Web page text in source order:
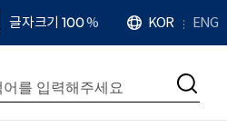
확
대
치
글자크기 100%
언
어
KOR ENG
검